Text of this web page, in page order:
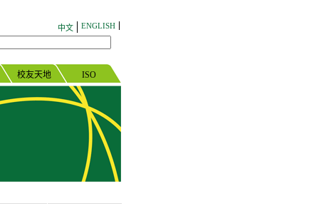
中文 ENGLISH
校友天地 ISO